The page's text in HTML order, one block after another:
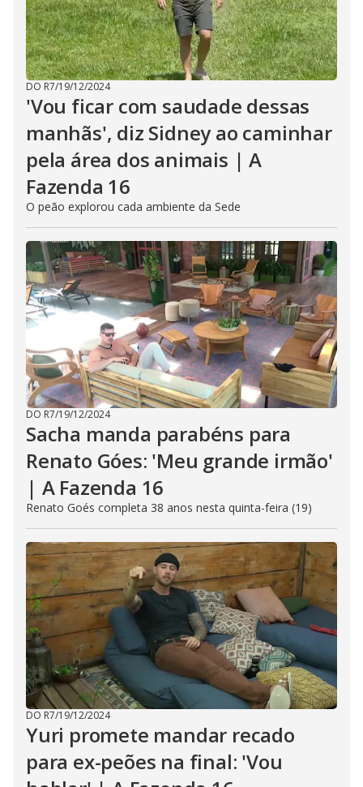
DO R7/19/12/2024
'Vou ficar com saudade dessas
manhãs', diz Sidney ao caminhar
pela área dos animais | A
Fazenda 16
O peão explorou cada ambiente da Sede
DO R7/19/12/2024
Sacha manda parabéns para
Renato Góes: 'Meu grande irmão'
| A Fazenda 16
Renato Goés completa 38 anos nesta quinta-feira (19)
DO R7/19/12/2024
Yuri promete mandar recado
para ex-peões na final: 'Vou